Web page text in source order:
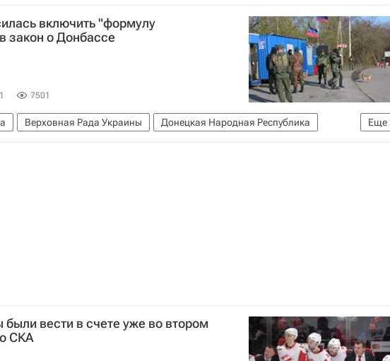
включить "формулу
закон о Донбассе
7501
Еще
Верховная Рада Украины
Донецкая Народная Республика
Республика
Ситуация на Украине
вести в счете уже во втором
СКА